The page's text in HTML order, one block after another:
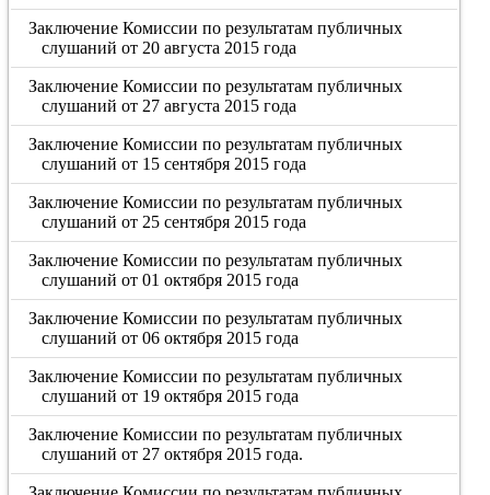
Заключение Комиссии по результатам публичных
слушаний от 20 августа 2015 года
Заключение Комиссии по результатам публичных
слушаний от 27 августа 2015 года
Заключение Комиссии по результатам публичных
слушаний от 15 сентября 2015 года
Заключение Комиссии по результатам публичных
слушаний от 25 сентября 2015 года
Заключение Комиссии по результатам публичных
слушаний от 01 октября 2015 года
Заключение Комиссии по результатам публичных
слушаний от 06 октября 2015 года
Заключение Комиссии по результатам публичных
слушаний от 19 октября 2015 года
Заключение Комиссии по результатам публичных
слушаний от 27 октября 2015 года.